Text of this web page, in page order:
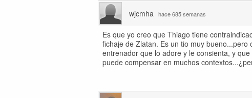
wjcmha · hace 685 semanas
Es que yo creo que Thiago tiene
fichaje de Zlatan. Es un tio muy
entrenador que lo adore y le consienta, y
puede compensar en muchos